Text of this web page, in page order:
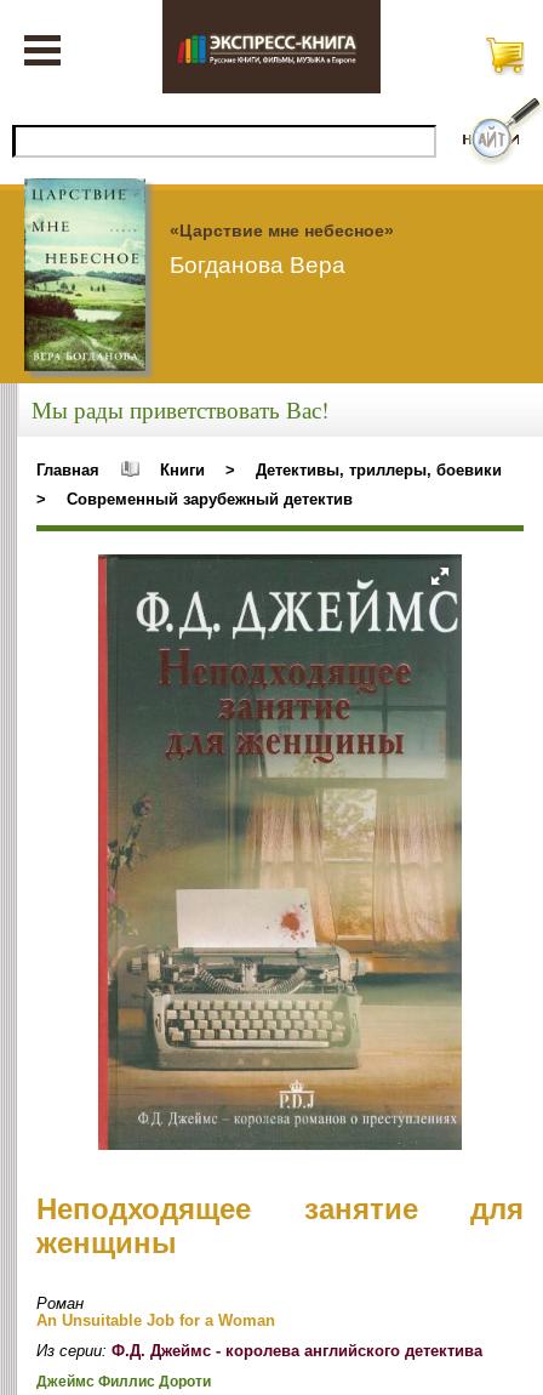
«Царствие мне небесное»
Богданова Вера
Мы рады приветствовать Вас!
Главная Книги >
Детективы, триллеры, боевики
>
Современный зарубежный детектив
Неподходящее занятие для
женщины
Роман
An Unsuitable Job for a Woman
Из серии:Ф.Д. Джеймс - королева английского детектива
Джеймс Филлис Дороти